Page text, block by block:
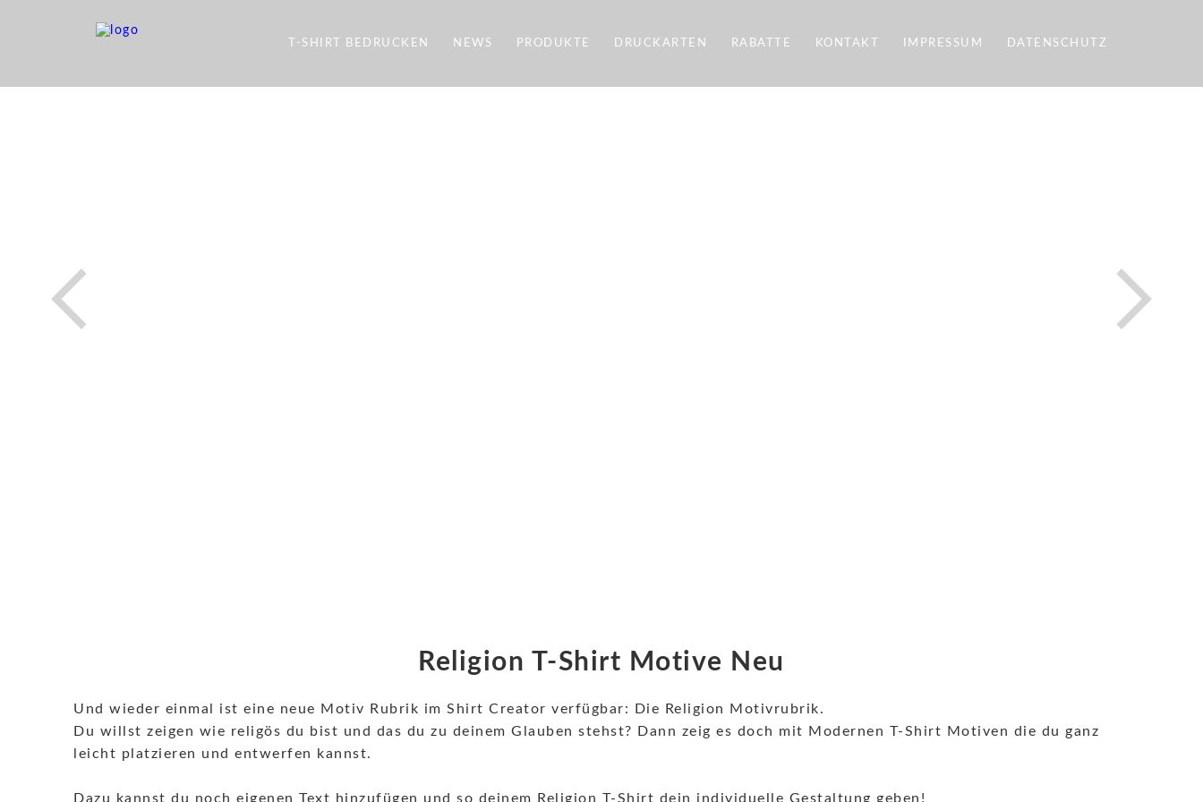
T-SHIRT BEDRUCKEN NEWS PRODUKTE DRUCKARTEN RABATTE KONTAKT IMPRESSUM DATENSCHUTZ
Religion T-Shirt Motive Neu
Und wieder einmal ist eine neue Motiv Rubrik im Shirt Creator verfügbar: Die Religion Motivrubrik.
Du willst zeigen wie religös du bist und das du zu deinem Glauben stehst? Dann zeig es doch mit Modernen T-Shirt Motiven die du ganz
leicht platzieren und entwerfen kannst.
Dazu kannst du noch eigenen Text hinzufügen und so deinem Religion T-Shirt dein individuelle Gestaltung geben!